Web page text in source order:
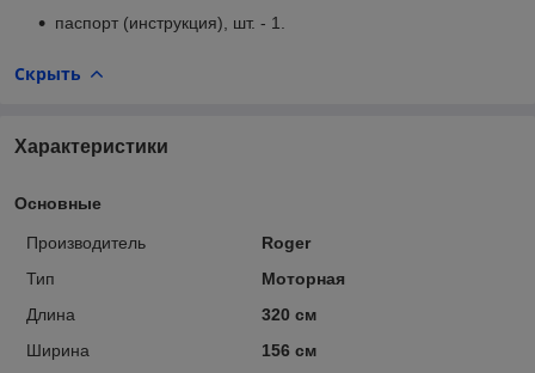
паспорт (инструкция), шт. - 1.
Скрыть
Характеристики
Основные
Производитель
Roger
Тип
Моторная
Длина
320 см
Ширина
156 см